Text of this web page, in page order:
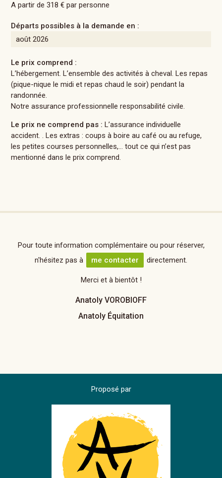
A partir de 318 € par personne
Départs possibles à la demande en :
août 2026
Le prix comprend :
L’hébergement. L’ensemble des activités à cheval. Les repas
(pique-nique le midi et repas chaud le soir) pendant la
randonnée.
Notre assurance professionnelle responsabilité civile.
Le prix ne comprend pas : L’assurance individuelle
accident. . Les extras : coups à boire au café ou au refuge,
les petites courses personnelles,… tout ce qui n’est pas
mentionné dans le prix comprend.
Pour toute information complémentaire ou pour réserver,
n'hésitez pas à
me contacter directement.
Merci et à bientôt !
Anatoly VOROBIOFF
Anatoly Équitation
Proposé par